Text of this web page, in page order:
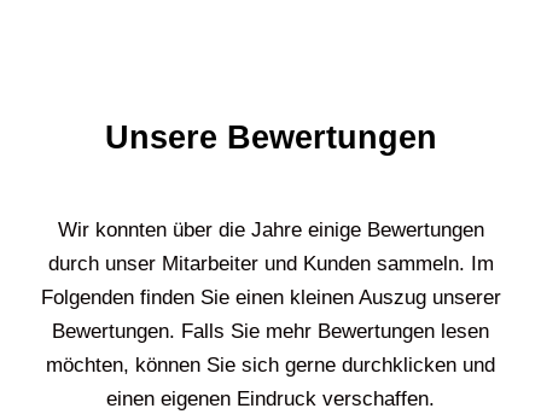
Unsere Bewertungen
Wir konnten über die Jahre einige Bewertungen
durch unser Mitarbeiter und Kunden sammeln. Im
Folgenden finden Sie einen kleinen Auszug unserer
Bewertungen. Falls Sie mehr Bewertungen lesen
möchten, können Sie sich gerne durchklicken und
einen eigenen Eindruck verschaffen.